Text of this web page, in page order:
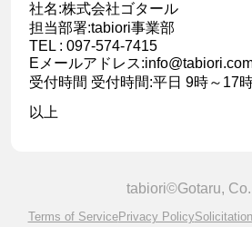
社名:株式会社ゴタール
担当部署:tabiori事業部
TEL : 097-574-7415
Eメールアドレス
受付時間 受付時間:平日 9時～17
以上
tabiori©Gotaru,
Terms of ServicePrivacy Policy